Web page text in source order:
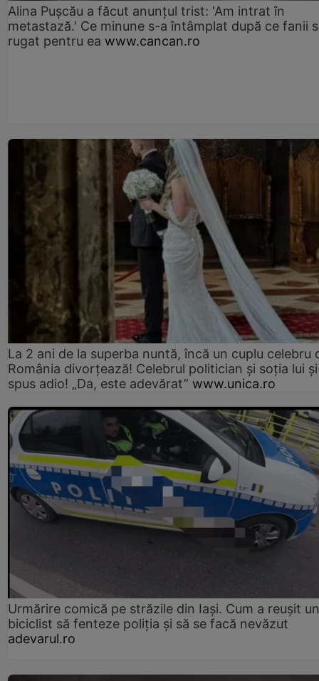
Alina Pușcău a făcut anunțul trist: 'Am intrat în
metastază.' Ce minune s-a întâmplat după ce fanii
rugat pentru ea www.cancan.ro
La 2 ani de la superba nuntă, încă un cuplu celebru
România divorțează! Celebrul politician și soția lui
spus adio! „Da, este adevărat” www.unica.ro
Urmărire comică pe străzile din Iași. Cum a reușit un
biciclist să fenteze poliția și să se facă nevăzut
adevarul.ro